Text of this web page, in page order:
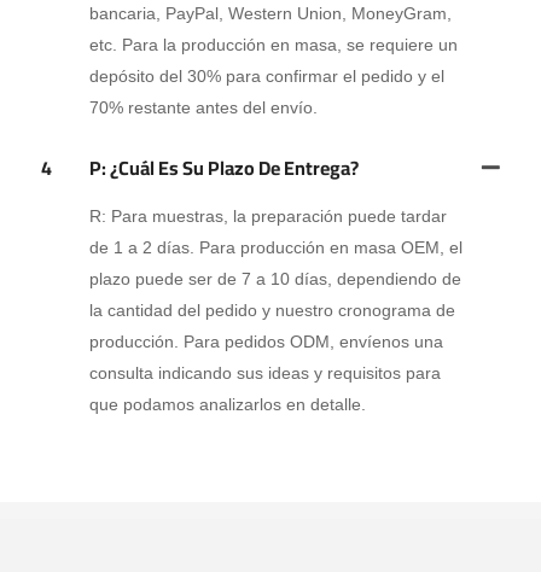
bancaria, PayPal, Western Union, MoneyGram,
etc. Para la producción en masa, se requiere un
depósito del 30% para confirmar el pedido y el
70% restante antes del envío.
4 P: ¿Cuál Es Su Plazo De Entrega?
R: Para muestras, la preparación puede tardar
de 1 a 2 días. Para producción en masa OEM, el
plazo puede ser de 7 a 10 días, dependiendo de
la cantidad del pedido y nuestro cronograma de
producción. Para pedidos ODM, envíenos una
consulta indicando sus ideas y requisitos para
que podamos analizarlos en detalle.